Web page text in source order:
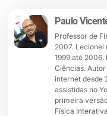
Paulo
Professor de
2007. Lecionei
1999 até 2006.
Ciências.
internet desde
assistidas no
primeira
Física